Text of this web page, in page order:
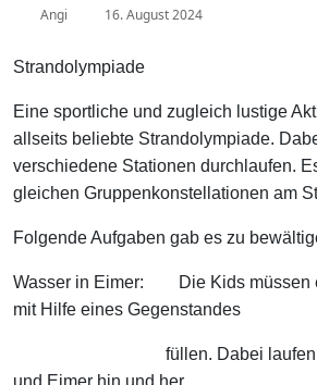
Angi 16. August 2024
Strandolympiade
Eine sportliche und zugleich lustige
allseits beliebte Strandolympiade.
verschiedene Stationen durchlaufen.
gleichen Gruppenkonstellationen am
Folgende Aufgaben gab es zu
Wasser in Eimer: Die Kids müssen
mit Hilfe eines Gegenstandes
füllen. Dabei laufen sie